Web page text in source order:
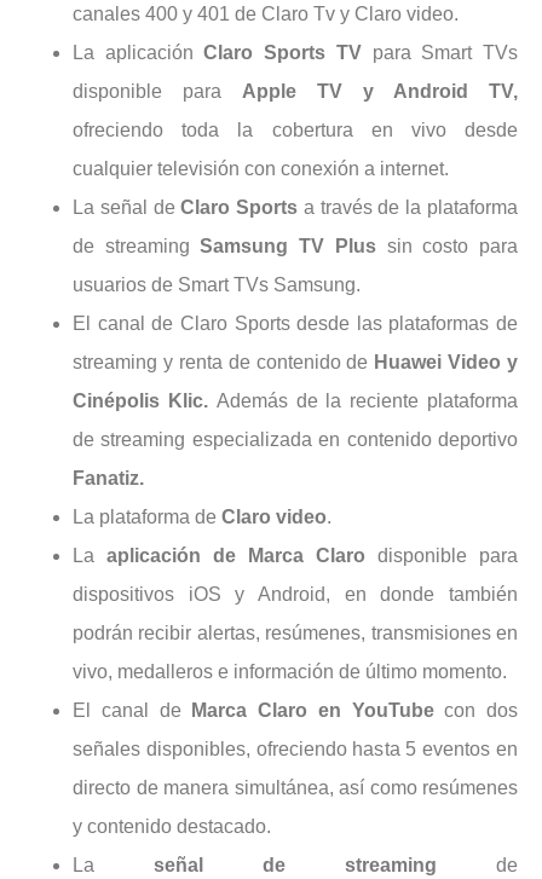
canales 400 y 401 de Claro Tv y Claro video.
La aplicaciónClaro Sports TVpara Smart TVs
disponible para Apple TV y Android TV,
ofreciendo toda la cobertura en vivo desde
cualquier televisión con conexión a internet.
La señal deClaro Sports a través de la plataforma
de streamingSamsung TV Plussin costo para
usuarios de Smart TVs Samsung.
El canal de Claro Sports desde las plataformas de
streaming y renta de contenido de Huawei Video y
Cinépolis Klic. Además de la reciente plataforma
de streaming especializada en contenido deportivo
Fanatiz.
La plataforma de Claro video.
La aplicación de Marca Claro disponible para
dispositivos iOS y Android, en donde también
podrán recibir alertas, resúmenes, transmisiones en
vivo, medalleros e información de último momento.
El canal de
Marca Claro en YouTubecon dos
señales disponibles, ofreciendo hasta 5 eventos en
directo de manera simultánea, así como resúmenes
y contenido destacado.
La señal de streaming de